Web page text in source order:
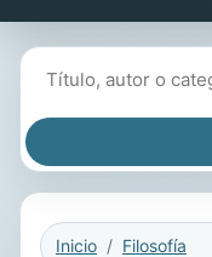
Inicio Filosofía